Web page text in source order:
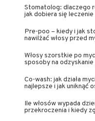
Stomatolog: dlaczego
jak dobiera się
Pre-poo – kiedy i jak
nawilżać włosy przed
Włosy szorstkie po
sposoby na
Co-wash: jak działa
najlepsze i jak uniknąć
Ile włosów wypada
przekroczenia i kiedy